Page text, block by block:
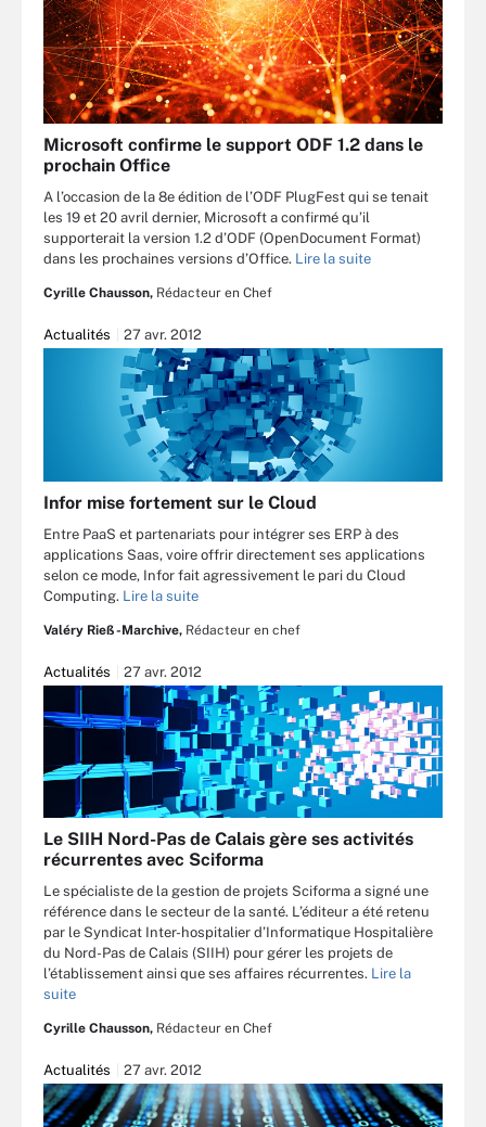
Microsoft confirme le support ODF 1.2 dans le
prochain Office
A l’occasion de la 8e édition de l’ODF PlugFest qui se tenait
les 19 et 20 avril dernier, Microsoft a confirmé qu’il
supporterait la version 1.2 d’ODF (OpenDocument Format)
dans les prochaines versions d’Office. Lire la suite
Cyrille Chausson, Rédacteur en Chef
Actualités 27 avr. 2012
Infor mise fortement sur le Cloud
Entre PaaS et partenariats pour intégrer ses ERP à des
applications Saas, voire offrir directement ses applications
selon ce mode, Infor fait agressivement le pari du Cloud
Computing. Lire la suite
Valéry Rieß-Marchive, Rédacteur en chef
Actualités 27 avr. 2012
Le SIIH Nord-Pas de Calais gère ses activités
récurrentes avec Sciforma
Le spécialiste de la gestion de projets Sciforma a signé une
référence dans le secteur de la santé. L’éditeur a été retenu
par le Syndicat Inter-hospitalier d’Informatique Hospitalière
du Nord-Pas de Calais (SIIH) pour gérer les projets de
l’établissement ainsi que ses affaires récurrentes. Lire la
suite
Cyrille Chausson, Rédacteur en Chef
Actualités 27 avr. 2012